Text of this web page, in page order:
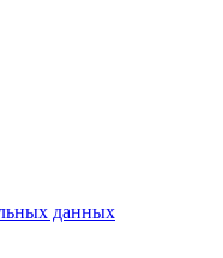
данных